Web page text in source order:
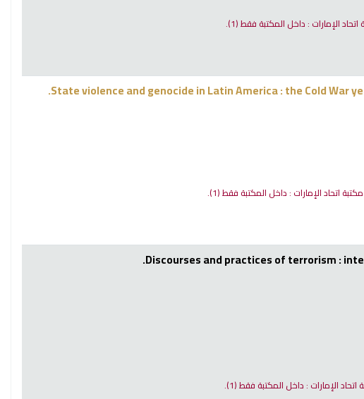
اتحاد الإمارات : داخل المكتبة فقط(1).
State violence and genocide in Latin America : the Cold War
مكتبة اتحاد الإمارات : داخل المكتبة فقط(1).
Discourses and practices of terrorism :
اتحاد الإمارات : داخل المكتبة فقط(1).